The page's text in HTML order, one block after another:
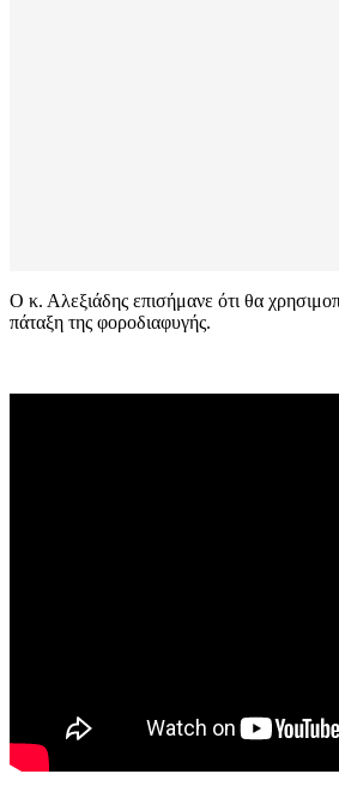
Ο κ. Αλεξιάδης επισήμανε ότι θα
πάταξη της φοροδιαφυγής.